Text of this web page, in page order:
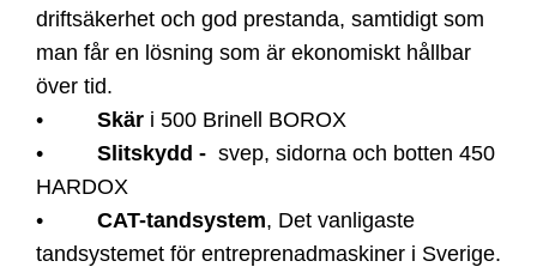
driftsäkerhet och god prestanda, samtidigt som
man får en lösning som är ekonomiskt hållbar
över tid.
• Skäri 500 Brinell BOROX
• Slitskydd - svep, sidorna och botten 450
HARDOX
• CAT-tandsystem, Det vanligaste
tandsystemet för entreprenadmaskiner i Sverige.